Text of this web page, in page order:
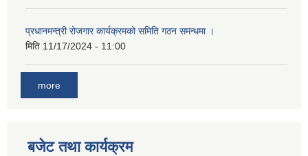
प्रधानमन्त्री रोजगार कार्यक्रमको समिति गठन समन्धमा ।
मिति 11/17/2024 - 11:00
more
बजेट तथा कार्यक्रम